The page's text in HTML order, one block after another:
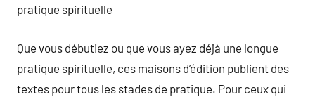
pratique spirituelle
Que vous débutiez ou que vous ayez déjà une longue
pratique spirituelle, ces maisons d’édition publient des
textes pour tous les stades de pratique. Pour ceux qui